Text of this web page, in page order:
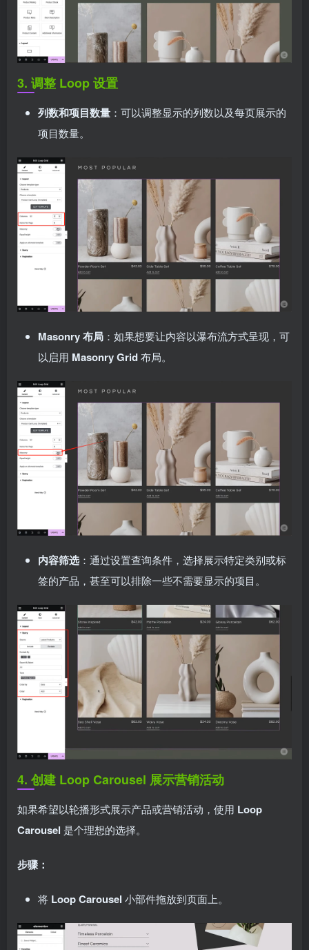
3. 调整 Loop 设置
列数和项目数量 ：可以调整显示的列数以及每页展示的
项目数量。
Masonry 布局 ：如果想要让内容以瀑布流方式呈现，可
以启用 Masonry Grid布局。
内容筛选 ：通过设置查询条件，选择展示特定类别或标
签的产品，甚至可以排除一些不需要显示的项目。
4. 创建 Loop Carousel 展示营销活动
如果希望以轮播形式展示产品或营销活动，使用 Loop
Carousel 是个理想的选择。
步骤：
将 Loop Carousel 小部件拖放到页面上。